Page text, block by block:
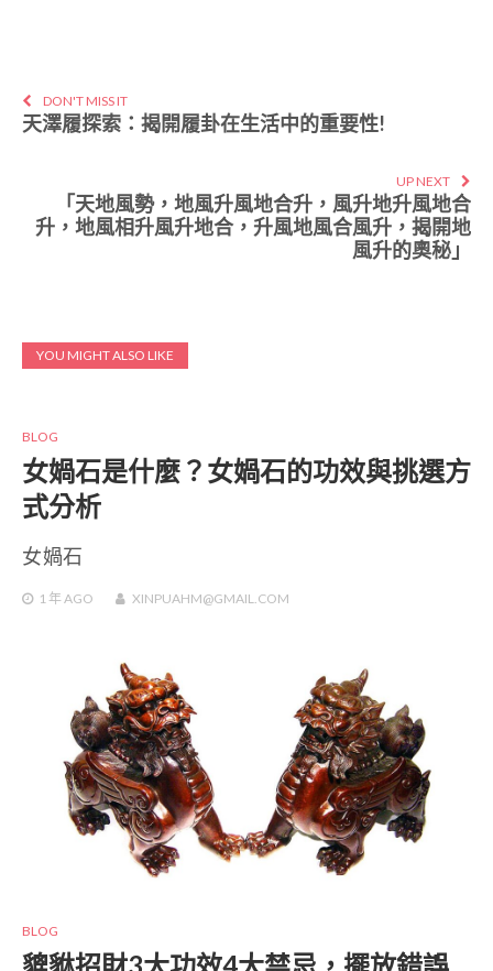
DON'T MISS IT
天澤履探索：揭開履卦在生活中的重要性!
UP NEXT
「天地風勢，地風升風地合升，風升地升風地合
升，地風相升風升地合，升風地風合風升，揭開地
風升的奧秘」
YOU MIGHT ALSO LIKE
BLOG
女媧石是什麼？女媧石的功效與挑選方
式分析
女媧石
1 年 AGO XINPUAHM@GMAIL.COM
BLOG